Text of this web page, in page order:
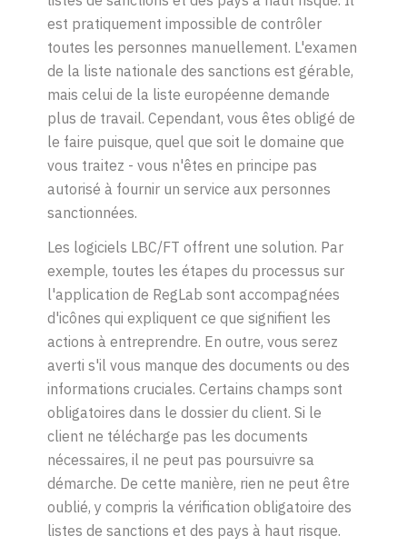
est pratiquement impossible de contrôler
toutes les personnes manuellement. L'examen
de la liste nationale des sanctions est gérable,
mais celui de la liste européenne demande
plus de travail. Cependant, vous êtes obligé de
le faire puisque, quel que soit le domaine que
vous traitez - vous n'êtes en principe pas
autorisé à fournir un service aux personnes
sanctionnées.
Les logiciels LBC/FT offrent une solution. Par
exemple, toutes les étapes du processus sur
l'application de RegLab sont accompagnées
d'icônes qui expliquent ce que signifient les
actions à entreprendre. En outre, vous serez
averti s'il vous manque des documents ou des
informations cruciales. Certains champs sont
obligatoires dans le dossier du client. Si le
client ne télécharge pas les documents
nécessaires, il ne peut pas poursuivre sa
démarche. De cette manière, rien ne peut être
oublié, y compris la vérification obligatoire des
listes de sanctions et des pays à haut risque.